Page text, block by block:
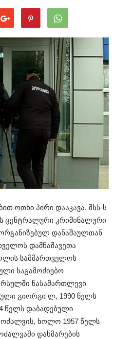
ოთხი პირი დააკავა. შსს-ს
ცენტრალური კრიმინალური
დანაშაულთან
დამნაშავეთა
სამმართველოს
საგამოძიებო
ნასამართლევი
გიორგი ლ, 1990 წელს
წელს დაბადებული
ხოლო 1957 წელს
დახმარების